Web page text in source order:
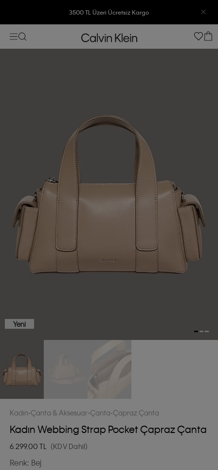
3500 TL Üzeri Ücretsiz Kargo
7500 TL Ve Üzeri Alışverişlerinizde 6 Taksit İmkanı
Yeni
Kadın Çanta & Aksesuar Çanta Çapraz Çanta
Kadın Webbing Strap Pocket Çapraz Çanta
6.299,00 TL (KDV Dahil)
Renk: Bej